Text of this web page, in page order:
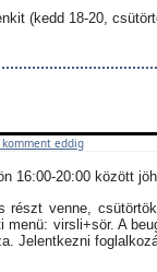
(kedd 18-20,
komment eddig
16:00-20:00 között
venne,
virsli+sör. A
Jelentkezni